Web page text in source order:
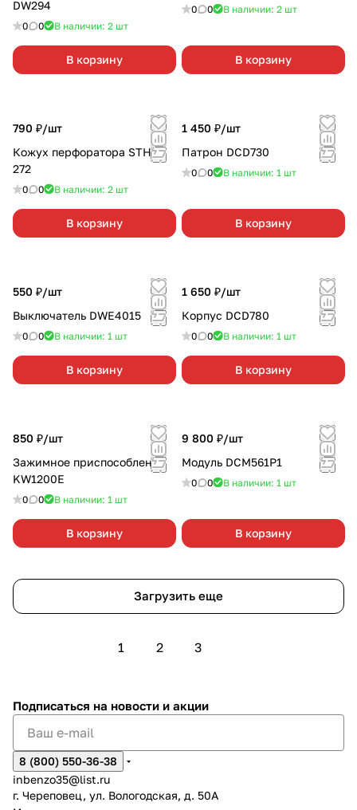
DW294
0 0 В наличии: 2 шт
В корзину
0 0 В наличии: 2 шт
В корзину
790 ₽/шт
Кожух перфоратора STHR
272
0 0 В наличии: 2 шт
В корзину
1 450 ₽/шт
Патрон DCD730
0 0 В наличии: 1 шт
В корзину
550 ₽/шт
Выключатель DWE4015
0 0 В наличии: 1 шт
В корзину
1 650 ₽/шт
Корпус DCD780
0 0 В наличии: 1 шт
В корзину
850 ₽/шт
Зажимное приспособление
KW1200E
0 0 В наличии: 1 шт
В корзину
9 800 ₽/шт
Модуль DCM561P1
0 0 В наличии: 1 шт
В корзину
Загрузить еще
1 2 3
Подписаться на новости и акции
8 (800) 550-36-38
inbenzo35@list.ru
г. Череповец, ул. Вологодская, д. 50А